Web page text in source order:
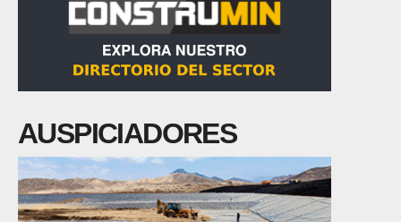
AUSPICIADORES